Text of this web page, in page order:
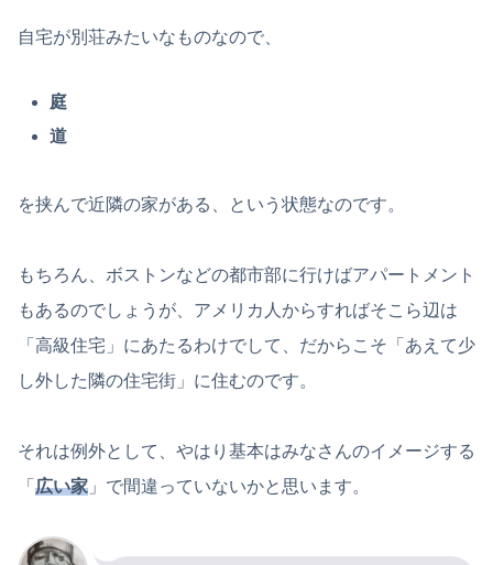
自宅が別荘みたいなものなので、
庭
道
を挟んで近隣の家がある、という状態なのです。
もちろん、ボストンなどの都市部に行けばアパートメント
もあるのでしょうが、アメリカ人からすればそこら辺は
「高級住宅」にあたるわけでして、だからこそ「あえて少
し外した隣の住宅街」に住むのです。
それは例外として、やはり基本はみなさんのイメージする
「 広い家 」で間違っていないかと思います。